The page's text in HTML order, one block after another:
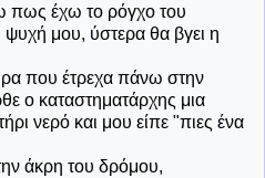
πως έχω το ρόγχο του
μου, ύστερα θα βγει η
που έτρεχα πάνω στην
ο καταστηματάρχης μια
νερό και μου είπε "πιες ένα
άκρη του δρόμου,